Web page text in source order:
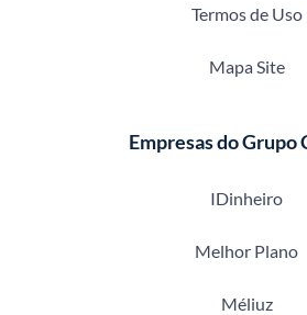
Termos de Uso
Mapa Site
Empresas do Grupo
IDinheiro
Melhor Plano
Méliuz